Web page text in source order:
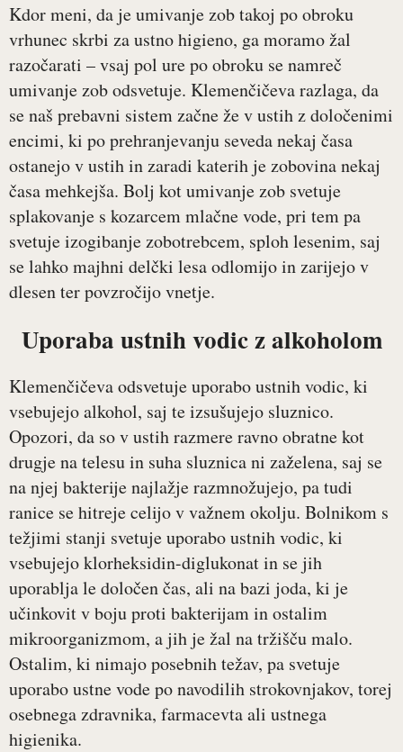
Kdor meni, da je umivanje zob takoj po obroku
vrhunec skrbi za ustno higieno, ga moramo žal
razočarati – vsaj pol ure po obroku se namreč
umivanje zob odsvetuje. Klemenčičeva razlaga, da
se naš prebavni sistem začne že v ustih z določenimi
encimi, ki po prehranjevanju seveda nekaj časa
ostanejo v ustih in zaradi katerih je zobovina nekaj
časa mehkejša. Bolj kot umivanje zob svetuje
splakovanje s kozarcem mlačne vode, pri tem pa
svetuje izogibanje zobotrebcem, sploh lesenim, saj
se lahko majhni delčki lesa odlomijo in zarijejo v
dlesen ter povzročijo vnetje.
Uporaba ustnih vodic z alkoholom
Klemenčičeva odsvetuje uporabo ustnih vodic, ki
vsebujejo alkohol, saj te izsušujejo sluznico.
Opozori, da so v ustih razmere ravno obratne kot
drugje na telesu in suha sluznica ni zaželena, saj se
na njej bakterije najlažje razmnožujejo, pa tudi
ranice se hitreje celijo v važnem okolju. Bolnikom s
težjimi stanji svetuje uporabo ustnih vodic, ki
vsebujejo klorheksidin-diglukonat in se jih
uporablja le določen čas, ali na bazi joda, ki je
učinkovit v boju proti bakterijam in ostalim
mikroorganizmom, a jih je žal na tržišču malo.
Ostalim, ki nimajo posebnih težav, pa svetuje
uporabo ustne vode po navodilih strokovnjakov, torej
osebnega zdravnika, farmacevta ali ustnega
higienika.